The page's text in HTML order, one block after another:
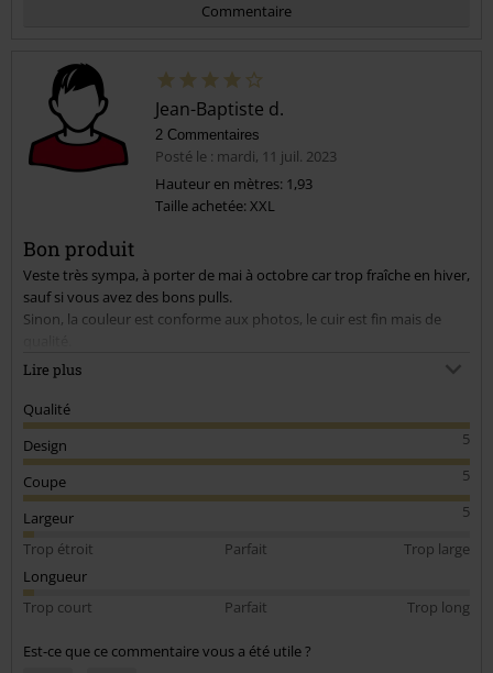
Commentaire
Envoyer le commentaire
Jean-Baptiste d.
2 Commentaires
Posté le : mardi, 11 juil. 2023
Hauteur en mètres: 1,93
Taille achetée: XXL
Bon produit
Veste très sympa, à porter de mai à octobre car trop fraîche en hiver,
sauf si vous avez des bons pulls.
Sinon, la couleur est conforme aux photos, le cuir est fin mais de
Par contre gros problème pour moi, la taille : d'habitude je porte du
petite. Et même maintenant en XXL elle est encore juste.
Bref, à part la taille c'est une très jolie veste en cuir légère que je
recommande.
Lire plus
Qualité
5
Design
5
Coupe
5
Largeur
Trop étroit
Parfait
Trop large
Longueur
Trop court
Parfait Trop long
Est-ce que ce commentaire vous a été utile ?